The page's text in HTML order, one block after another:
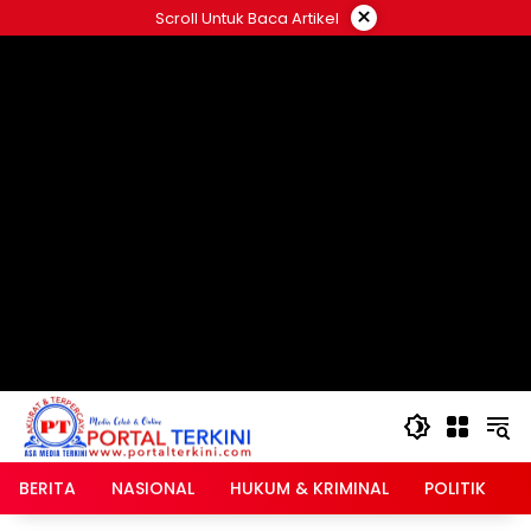
ke
Scroll Untuk Baca Artikel ×
BERITA NASIONAL HUKUM & KRIMINAL POLITIK